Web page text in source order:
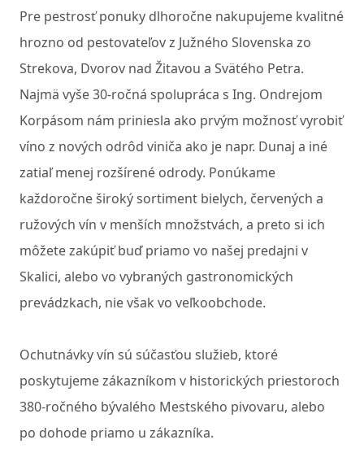
Pre pestrosť ponuky dlhoročne nakupujeme kvalitné
hrozno od pestovateľov z Južného Slovenska zo
Strekova, Dvorov nad Žitavou a Svätého Petra.
Najmä vyše 30-ročná spolupráca s Ing. Ondrejom
Korpásom nám priniesla ako prvým možnosť vyrobiť
víno z nových odrôd viniča ako je napr. Dunaj a iné
zatiaľ menej rozšírené odrody. Ponúkame
každoročne široký sortiment bielych, červených a
ružových vín v menších množstvách, a preto si ich
môžete zakúpiť buď priamo vo našej predajni v
Skalici, alebo vo vybraných gastronomických
prevádzkach, nie však vo veľkoobchode.
Ochutnávky vín sú súčasťou služieb, ktoré
poskytujeme zákazníkom v historických priestoroch
380-ročného bývalého Mestského pivovaru, alebo
po dohode priamo u zákazníka.